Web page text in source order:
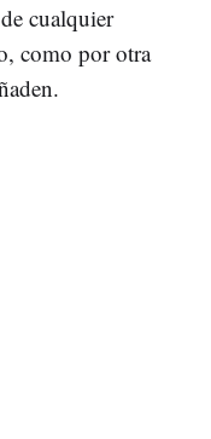
cualquier
como por otra